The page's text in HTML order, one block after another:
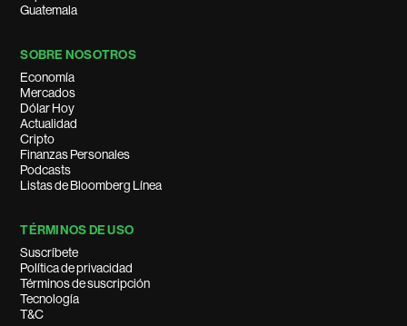
Guatemala
SOBRE NOSOTROS
Economía
Mercados
Dólar Hoy
Actualidad
Cripto
Finanzas Personales
Podcasts
Listas de Bloomberg Línea
TÉRMINOS DE USO
Suscríbete
Política de privacidad
Términos de suscripción
Tecnología
T&C